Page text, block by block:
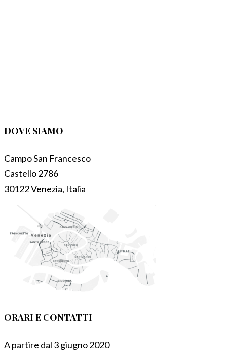
DOVE SIAMO
Campo San Francesco
Castello 2786
30122 Venezia, Italia
ORARI E CONTATTI
A partire dal 3 giugno 2020